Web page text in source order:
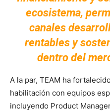
ecosistema,
canales
rentables y
dentro del
A la par, TEAM ha
habilitación con equipos
incluyendo Product